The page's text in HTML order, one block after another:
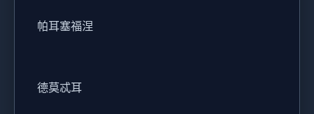
帕耳塞福涅
德莫忒耳